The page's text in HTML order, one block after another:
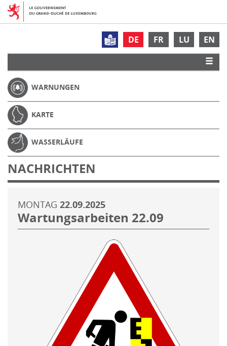
DE FR LU EN
WARNUNGEN
KARTE
WASSERLÄUFE
NACHRICHTEN
MONTAG 22.09.2025
Wartungsarbeiten 22.09